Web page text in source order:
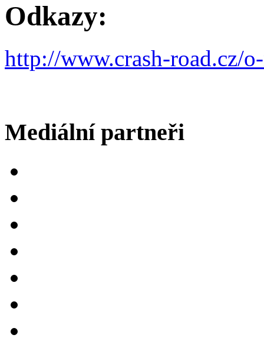
Odkazy:
http://www.crash-road.cz/
Mediální partneři